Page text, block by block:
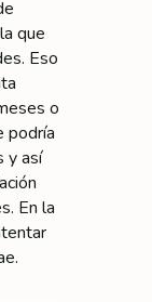
que
Eso
o
podría
y así
En la